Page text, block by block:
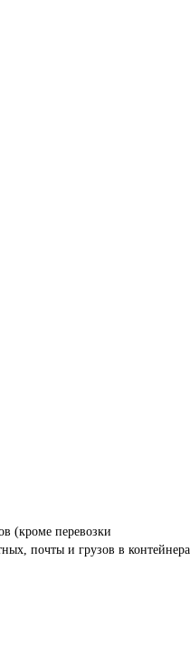
(кроме перевозки
почты и грузов в